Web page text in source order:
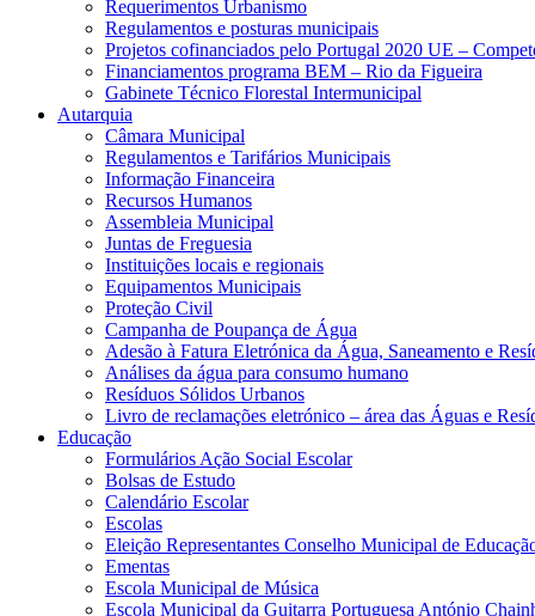
Requerimentos Urbanismo
Regulamentos e posturas municipais
Projetos cofinanciados pelo Portugal 2020 UE –
Financiamentos programa BEM – Rio da Figueira
Gabinete Técnico Florestal Intermunicipal
Autarquia
Câmara Municipal
Regulamentos e Tarifários Municipais
Informação Financeira
Recursos Humanos
Assembleia Municipal
Juntas de Freguesia
Instituições locais e regionais
Equipamentos Municipais
Proteção Civil
Campanha de Poupança de Água
Adesão à Fatura Eletrónica da Água, Saneamento e
Análises da água para consumo humano
Resíduos Sólidos Urbanos
Livro de reclamações eletrónico – área das Águas e
Educação
Formulários Ação Social Escolar
Bolsas de Estudo
Calendário Escolar
Escolas
Eleição Representantes Conselho Municipal de
Ementas
Escola Municipal de Música
Escola Municipal da Guitarra Portuguesa António